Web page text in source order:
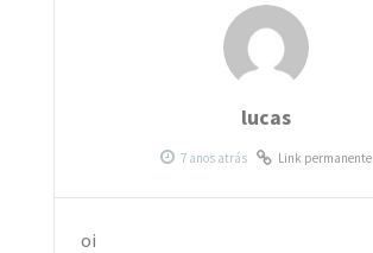
lucas
Link permanente
oi